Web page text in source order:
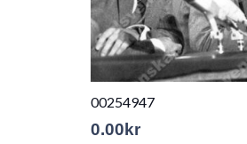
00254947
0.00 kr